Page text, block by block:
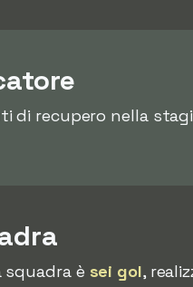
recupero nella
è sei gol,